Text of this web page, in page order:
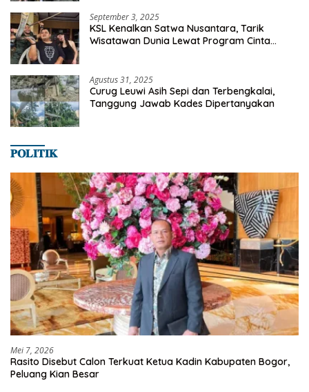
September 3, 2025
KSL Kenalkan Satwa Nusantara, Tarik
Wisatawan Dunia Lewat Program Cinta
Agustus 31, 2025
Curug Leuwi Asih Sepi dan Terbengkalai,
Tanggung Jawab Kades Dipertanyakan
𝐏𝐎𝐋𝐈𝐓𝐈𝐊
Mei 7, 2026
Rasito Disebut Calon Terkuat Ketua Kadin Kabupaten Bogor,
Peluang Kian Besar